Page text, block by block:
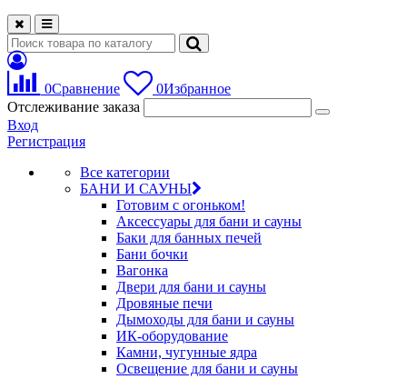
0Сравнение 0Избранное
Отслеживание заказа
Вход
Регистрация
Все категории
БАНИ И САУНЫ
Готовим с огоньком!
Аксессуары для бани и сауны
Баки для банных печей
Бани бочки
Вагонка
Двери для бани и сауны
Дровяные печи
Дымоходы для бани и сауны
ИК-оборудование
Камни, чугунные ядра
Освещение для бани и сауны